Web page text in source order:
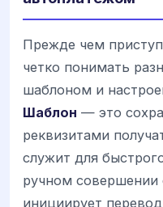
Прежде чем
четко понимать
шаблоном и
Шаблон — это
реквизитами
служит для
ручном совершении
инициирует